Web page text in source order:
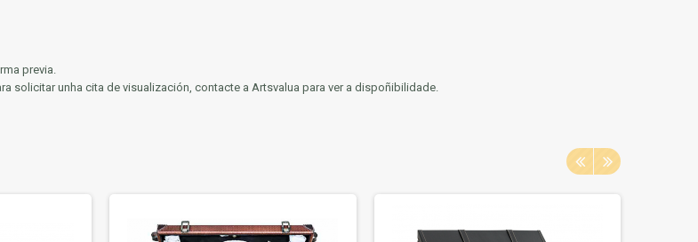
previa.
solicitar unha cita de visualización, contacte a Artsvalua para ver a dispoñibilidade.